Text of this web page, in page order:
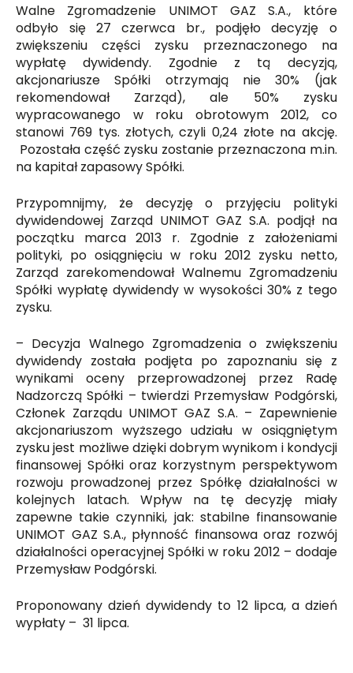
Walne Zgromadzenie UNIMOT GAZ S.A., które
odbyło się 27 czerwca br., podjęło decyzję o
zwiększeniu części zysku przeznaczonego na
wypłatę dywidendy. Zgodnie z tą decyzją,
akcjonariusze Spółki otrzymają nie 30% (jak
rekomendował Zarząd), ale 50% zysku
wypracowanego w roku obrotowym 2012, co
stanowi 769 tys. złotych, czyli 0,24 złote na akcję.
Pozostała część zysku zostanie przeznaczona m.in.
na kapitał zapasowy Spółki.
Przypomnijmy, że decyzję o przyjęciu polityki
dywidendowej Zarząd UNIMOT GAZ S.A. podjął na
początku marca 2013 r. Zgodnie z założeniami
polityki, po osiągnięciu w roku 2012 zysku netto,
Zarząd zarekomendował Walnemu Zgromadzeniu
Spółki wypłatę dywidendy w wysokości 30% z tego
zysku.
– Decyzja Walnego Zgromadzenia o zwiększeniu
dywidendy została podjęta po zapoznaniu się z
wynikami oceny przeprowadzonej przez Radę
Nadzorczą Spółki – twierdzi Przemysław Podgórski,
Członek Zarządu UNIMOT GAZ S.A. – Zapewnienie
akcjonariuszom wyższego udziału w osiągniętym
zysku jest możliwe dzięki dobrym wynikom i kondycji
finansowej Spółki oraz korzystnym perspektywom
rozwoju prowadzonej przez Spółkę działalności w
kolejnych latach. Wpływ na tę decyzję miały
zapewne takie czynniki, jak: stabilne finansowanie
UNIMOT GAZ S.A., płynność finansowa oraz rozwój
działalności operacyjnej Spółki w roku 2012 – dodaje
Przemysław Podgórski.
Proponowany dzień dywidendy to 12 lipca, a dzień
wypłaty – 31 lipca.